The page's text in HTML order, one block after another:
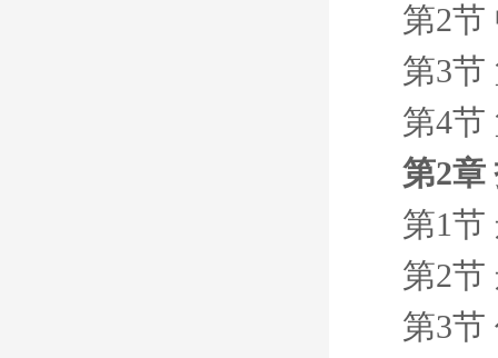
第2节
第3节
第4节
第2章
第1节
第2节
第3节